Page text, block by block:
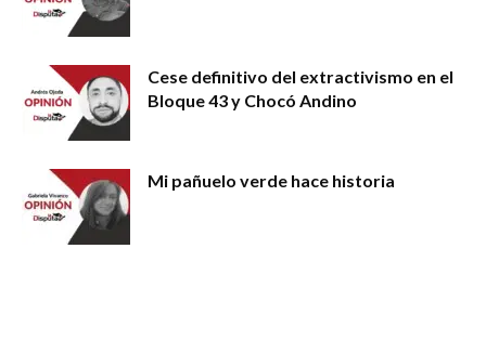
Cese definitivo del extractivismo en el
Bloque 43 y Chocó Andino
Mi pañuelo verde hace historia